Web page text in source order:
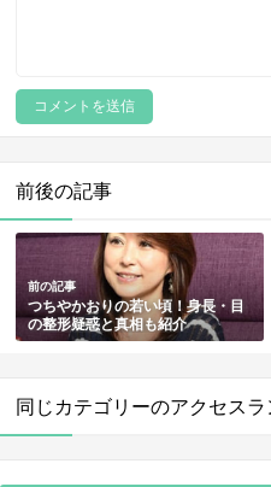
前後の記事
前の記事
つちやかおりの若い頃！身長・目
の整形疑惑と真相も紹介
同じカテゴリーのアクセス